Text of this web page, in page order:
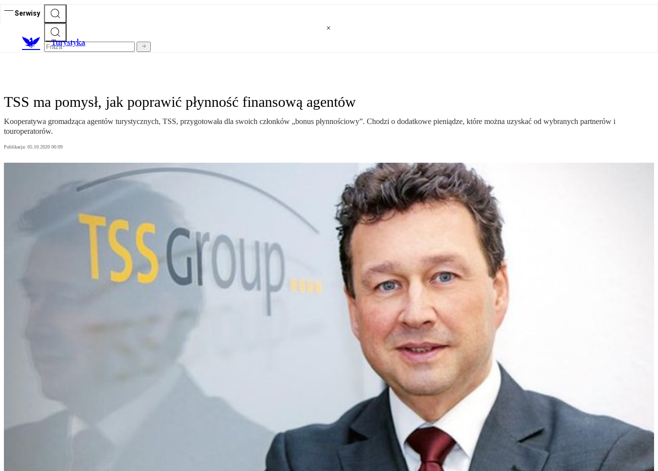
Serwisy
Turystyka
TSS ma pomysł, jak poprawić płynność finansową agentów
Kooperatywa gromadząca agentów turystycznych, TSS, przygotowała dla swoich członków „bonus płynnościowy”. Chodzi o dodatkowe pieniądze, które można uzyskać od wybranych partnerów i
touroperatorów.
Publikacja: 05.10.2020 00:09